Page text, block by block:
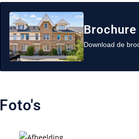
Brochure
Download de
Foto's